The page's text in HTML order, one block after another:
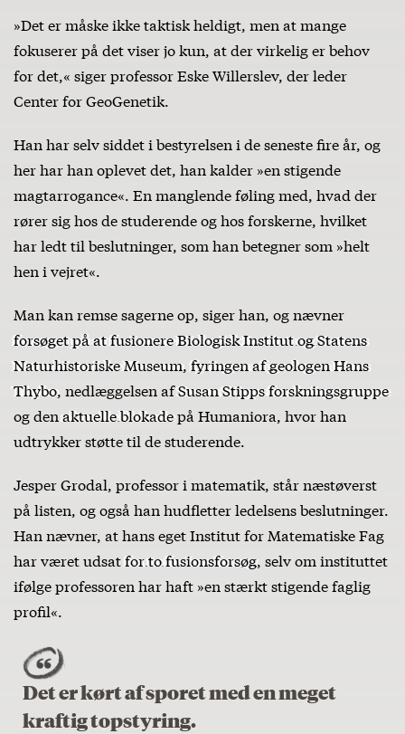
»Det er måske ikke taktisk heldigt, men at mange
fokuserer på det viser jo kun, at der virkelig er behov
for det,« siger professor Eske Willerslev, der leder
Center for GeoGenetik.
Han har selv siddet i bestyrelsen i de seneste fire år, og
her har han oplevet det, han kalder »en stigende
magtarrogance«. En manglende føling med, hvad der
rører sig hos de studerende og hos forskerne, hvilket
har ledt til beslutninger, som han betegner som »helt
hen i vejret«.
Man kan remse sagerne op, siger han, og nævner
forsøget på at fusionere Biologisk Institut og Statens
Naturhistoriske Museum,fyringen af geologen Hans
Thybo, nedlæggelsen afSusan Stipps forskningsgruppe
og denaktuelle blokadepå Humaniora, hvor han
udtrykker støtte til de studerende.
Jesper Grodal, professor i matematik, står næstøverst
på listen, og også han hudfletter ledelsens beslutninger.
Han nævner, at hans eget Institut for Matematiske Fag
har været udsatfor to fusionsforsøg, selv om instituttet
ifølge professoren har haft »en stærkt stigende faglig
profil«.
Det er kørt af sporet med en meget
kraftig topstyring.